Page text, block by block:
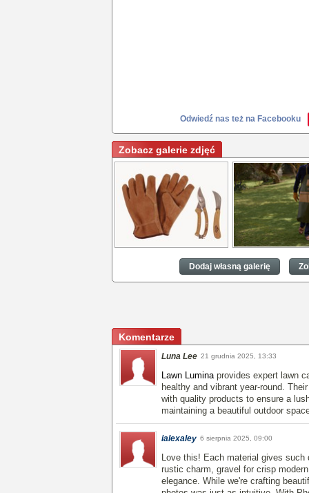
Odwiedź nas też na Facebooku
Zobacz galerie zdjęć
zgodzie z naturą, w stylu
zgodzie z naturą,
vintage
Dodaj własną galerię
Komentarze
Luna Lee 21 grudnia 2025, 13:33
Lawn Luminaprovides expert lawn
healthy and vibrant year-round.
with quality products to ensure a
maintaining a beautiful outdoor
ialexaley 6 sierpnia 2025, 09:00
Love this! Each material gives
rustic charm, gravel for crisp
elegance. While we're crafting